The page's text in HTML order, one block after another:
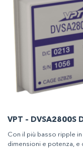
VPT – DVSA2800S
Con il più basso ripple
dimensioni e potenza, e